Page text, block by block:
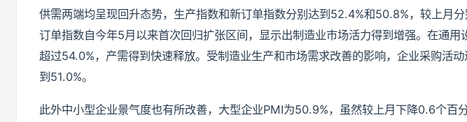
供需两端均呈现回升态势，生产指数和新订单指数分别达到52.4%和50.8%，较上月
订单指数自今年5月以来首次回归扩张区间，显示出制造业市场活力得到增强。在通
超过54.0%，产需得到快速释放。受制造业生产和市场需求改善的影响，企业采购活
到51.0%。
此外中小型企业景气度也有所改善，大型企业PMI为50.9%，虽然较上月下降0.6个百